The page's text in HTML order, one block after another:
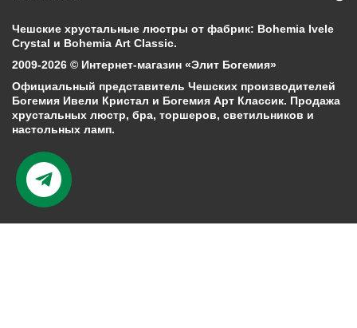
Чешские хрустальные люстры от фабрик: Bohemia Ivele
Crystal и Bohemia Art Classic.
2009-2026 © Интернет-магазин «Элит Богемия»
Официальный представитель Чешских производителей
Богемия Ивели Кристал и Богемия Арт Классик. Продажа
хрустальных люстр, бра, торшеров, светильников и
настольных ламп.
Telegram